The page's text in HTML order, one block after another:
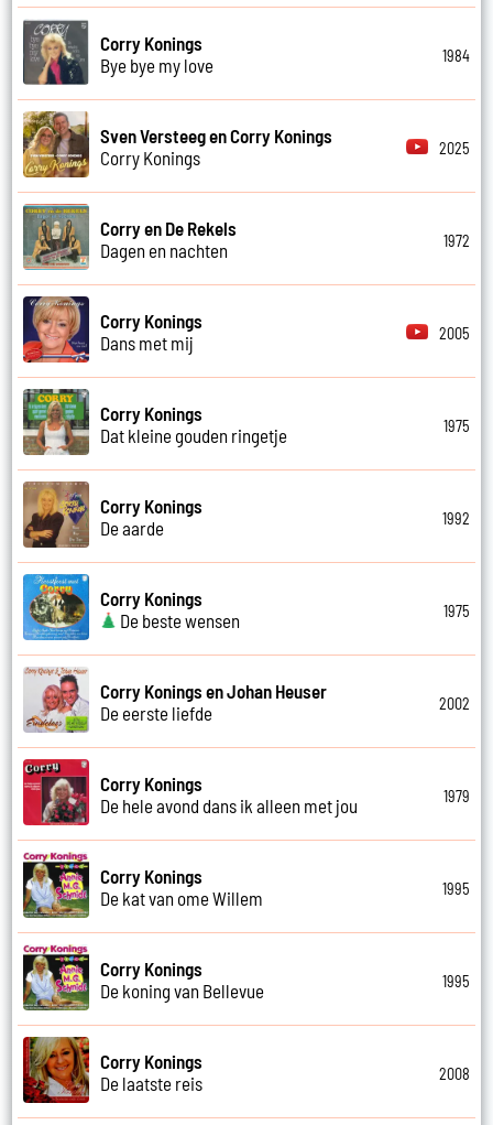
Corry Konings
Bye bye my love
1984
Sven Versteeg en Corry Konings
Corry Konings
2025
Corry en De Rekels
Dagen en nachten
1972
Corry Konings
Dans met mij
2005
Corry Konings
Dat kleine gouden ringetje
1975
Corry Konings
De aarde
1992
Corry Konings
De beste wensen
1975
Corry Konings en Johan Heuser
De eerste liefde
2002
Corry Konings
De hele avond dans ik alleen met jou
1979
Corry Konings
De kat van ome Willem
1995
Corry Konings
De koning van Bellevue
1995
Corry Konings
De laatste reis
2008